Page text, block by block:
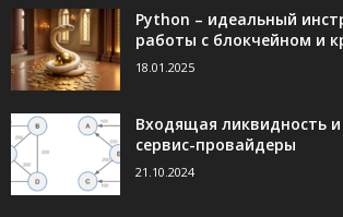
Python – идеальный
работы с блокчейном и
18.01.2025
Входящая ликвидность
сервис-провайдеры
21.10.2024